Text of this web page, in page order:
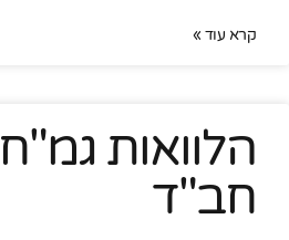
קרא עוד »
הלוואות
חב"ד